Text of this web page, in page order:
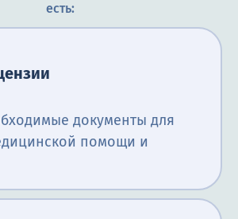
есть:
документы для
помощи и